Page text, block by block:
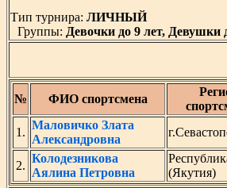
Тип турнира: ЛИЧНЫЙ
Группы: Девочки до 9 лет, Девушки
№ ФИО спортсмена
1.
Маловичко Злата
Александровна
2.
Колодезникова
Аялина Петровна
(Якутия)